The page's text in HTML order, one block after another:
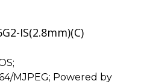
IS(2.8mm)(C)
MJPEG; Powered by